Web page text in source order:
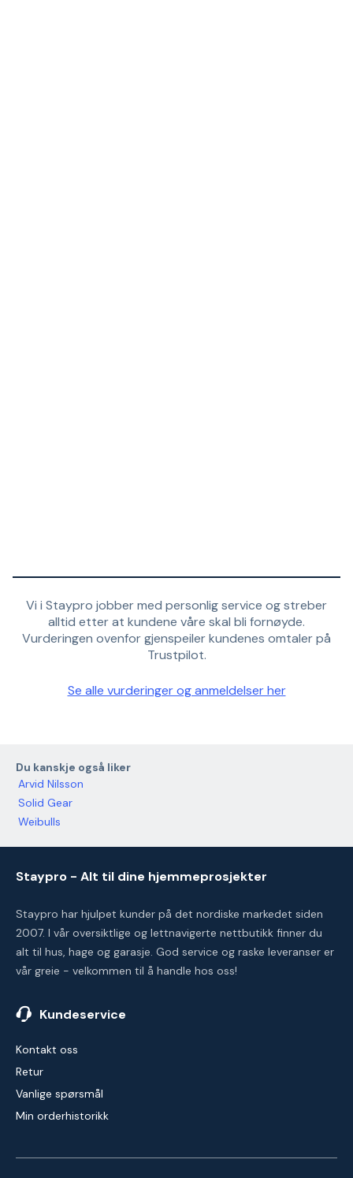
Vi i Staypro jobber med personlig service og streber
alltid etter at kundene våre skal bli fornøyde.
Vurderingen ovenfor gjenspeiler kundenes omtaler på
Trustpilot.
Se alle vurderinger og anmeldelser her
Du kanskje også liker
Arvid Nilsson
Solid Gear
Weibulls
Staypro - Alt til dine hjemmeprosjekter
Staypro har hjulpet kunder på det nordiske markedet siden
2007. I vår oversiktlige og lettnavigerte nettbutikk finner du
alt til hus, hage og garasje. God service og raske leveranser er
vår greie - velkommen til å handle hos oss!
Kundeservice
Kontakt oss
Retur
Vanlige spørsmål
Min orderhistorikk